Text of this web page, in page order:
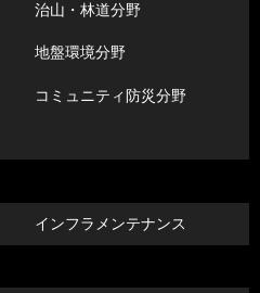
治山・林道分野
地盤環境分野
コミュニティ防災分野
インフラメンテナンス